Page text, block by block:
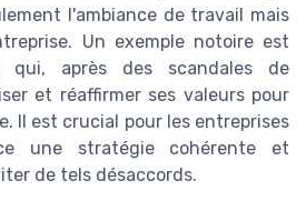
l'ambiance de travail mais
Un exemple notoire est
qui, après des scandales de
et réaffirmer ses valeurs pour
Il est crucial pour les entreprises
une stratégie cohérente et
de tels désaccords.